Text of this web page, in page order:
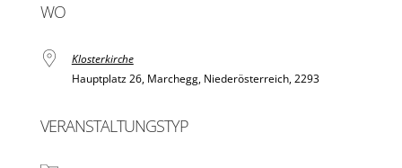
WO
Klosterkirche
Hauptplatz 26, Marchegg, Niederösterreich, 2293
VERANSTALTUNGSTYP